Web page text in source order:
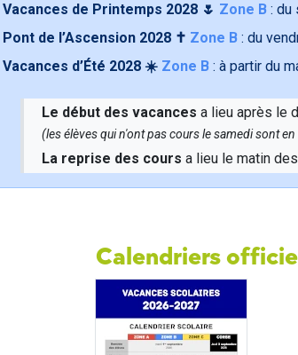
Vacances de Printemps 2028 🌷 Zone B: du
Pont de l’Ascension 2028 ✝️ Zone B: du
Vacances d’Été 2028 ☀️ Zone B: à partir du
Le début des vacances a lieu après le
(les élèves qui n'ont pas cours le samedi sont
La reprise des cours a lieu le matin
Calendriers